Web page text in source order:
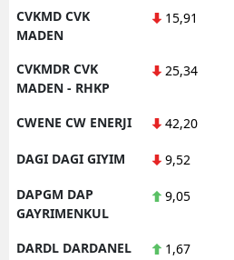
CVKMD CVK
MADEN
15,91
CVKMDR CVK
MADEN - RHKP
25,34
CWENE CW ENERJI 42,20
DAGI DAGI GIYIM 9,52
DAPGM DAP
GAYRIMENKUL
9,05
DARDL DARDANEL 1,67